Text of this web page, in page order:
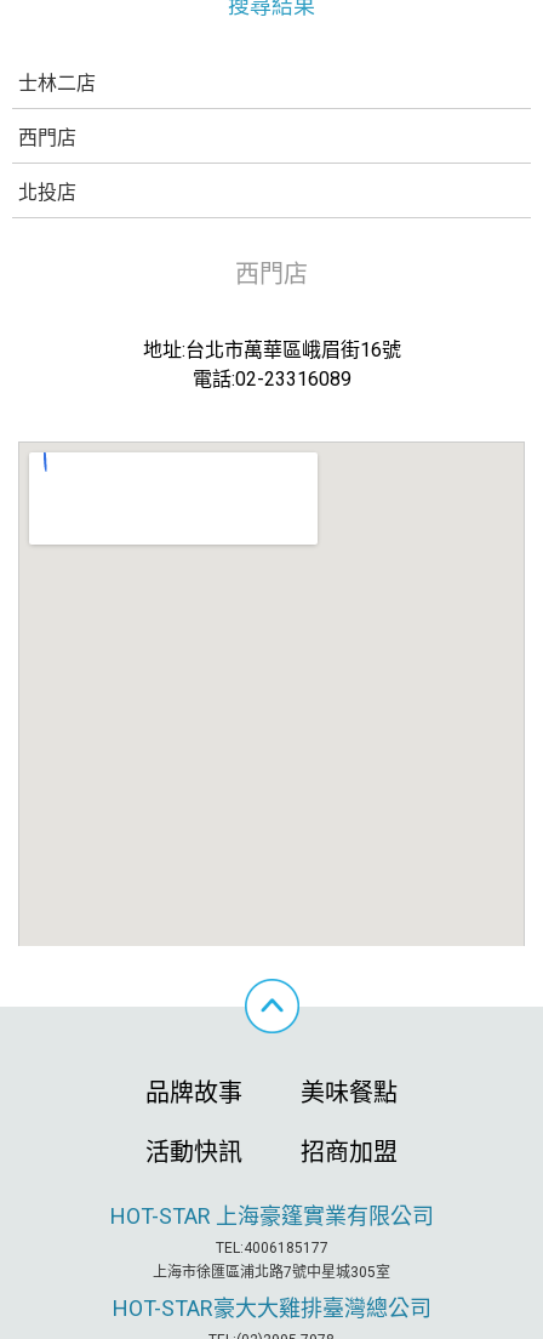
搜尋結果
士林二店
西門店
北投店
西門店
地址:台北市萬華區峨眉街16號
電話:02-23316089
品牌故事 美味餐點
活動快訊 招商加盟
HOT-STAR 上海豪篷實業有限公司
TEL:4006185177
上海市徐匯區浦北路7號中星城305室
HOT-STAR豪大大雞排臺灣總公司